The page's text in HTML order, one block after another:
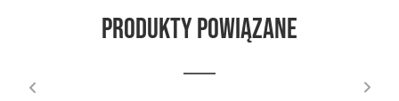
Produkty powiązane